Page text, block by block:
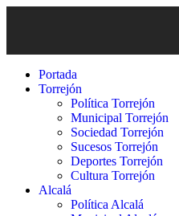
Portada
Torrejón
Política Torrejón
Municipal Torrejón
Sociedad Torrejón
Sucesos Torrejón
Deportes Torrejón
Cultura Torrejón
Alcalá
Política Alcalá